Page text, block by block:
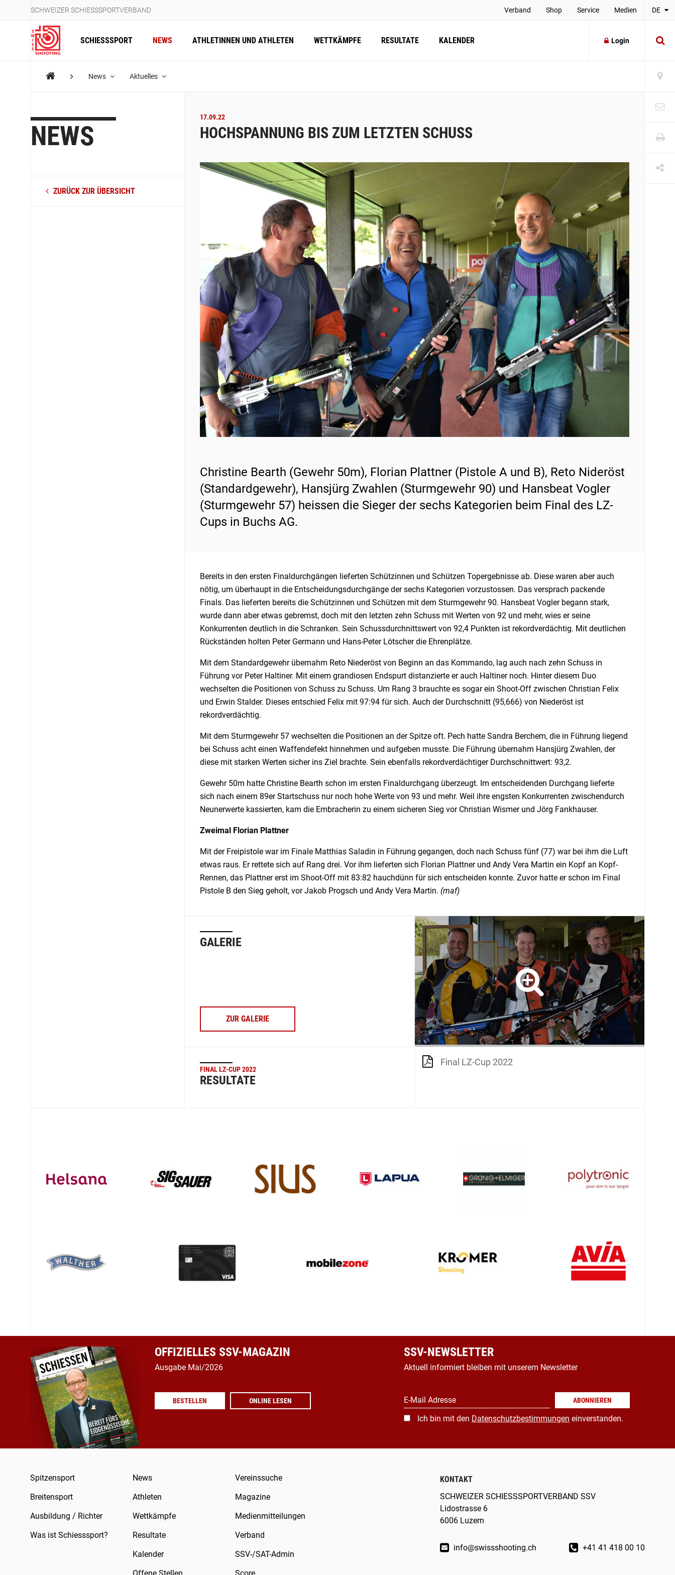
SCHWEIZER SCHIESSSPORTVERBAND Verband Shop Service Medien DE
SCHIESSSPORT NEWS ATHLETINNEN UND ATHLETEN WETTKÄMPFE RESULTATE KALENDER Login
News Aktuelles
NEWS
ZURÜCK ZUR ÜBERSICHT
17.09.22
HOCHSPANNUNG BIS ZUM LETZTEN SCHUSS
Christine Bearth (Gewehr 50m), Florian Plattner (Pistole A und B), Reto Nideröst
(Standardgewehr), Hansjürg Zwahlen (Sturmgewehr 90) und Hansbeat Vogler
(Sturmgewehr 57) heissen die Sieger der sechs Kategorien beim Final des LZ-
Cups in Buchs AG.
Bereits in den ersten Finaldurchgängen lieferten Schützinnen und Schützen Topergebnisse ab. Diese waren aber auch
nötig, um überhaupt in die Entscheidungsdurchgänge der sechs Kategorien vorzustossen. Das versprach packende
Finals. Das lieferten bereits die Schützinnen und Schützen mit dem Sturmgewehr 90. Hansbeat Vogler begann stark,
wurde dann aber etwas gebremst, doch mit den letzten zehn Schuss mit Werten von 92 und mehr, wies er seine
Konkurrenten deutlich in die Schranken. Sein Schussdurchnittswert von 92,4 Punkten ist rekordverdächtig. Mit deutlichen
Rückständen holten Peter Germann und Hans-Peter Lötscher die Ehrenplätze.
Mit dem Standardgewehr übernahm Reto Niederöst von Beginn an das Kommando, lag auch nach zehn Schuss in
Führung vor Peter Haltiner. Mit einem grandiosen Endspurt distanzierte er auch Haltiner noch. Hinter diesem Duo
wechselten die Positionen von Schuss zu Schuss. Um Rang 3 brauchte es sogar ein Shoot-Off zwischen Christian Felix
und Erwin Stalder. Dieses entschied Felix mit 97:94 für sich. Auch der Durchschnitt (95,666) von Niederöst ist
rekordverdächtig.
Mit dem Sturmgewehr 57 wechselten die Positionen an der Spitze oft. Pech hatte Sandra Berchem, die in Führung liegend
bei Schuss acht einen Waffendefekt hinnehmen und aufgeben musste. Die Führung übernahm Hansjürg Zwahlen, der
diese mit starken Werten sicher ins Ziel brachte. Sein ebenfalls rekordverdächtiger Durchschnittwert: 93,2.
Gewehr 50m hatte Christine Bearth schon im ersten Finaldurchgang überzeugt. Im entscheidenden Durchgang lieferte
sich nach einem 89er Startschuss nur noch hohe Werte von 93 und mehr. Weil ihre engsten Konkurrenten zwischendurch
Neunerwerte kassierten, kam die Embracherin zu einem sicheren Sieg vor Christian Wismer und Jörg Fankhauser.
Zweimal Florian Plattner
Mit der Freipistole war im Finale Matthias Saladin in Führung gegangen, doch nach Schuss fünf (77) war bei ihm die Luft
etwas raus. Er rettete sich auf Rang drei. Vor ihm lieferten sich Florian Plattner und Andy Vera Martin ein Kopf an Kopf-
Rennen, das Plattner erst im Shoot-Off mit 83:82 hauchdünn für sich entscheiden konnte. Zuvor hatte er schon im Final
Pistole B den Sieg geholt, vor Jakob Progsch und Andy Vera Martin. (maf)
GALERIE
ZUR GALERIE
FINAL LZ-CUP 2022
RESULTATE
Final LZ-Cup 2022
OFFIZIELLES SSV-MAGAZIN
Ausgabe Mai/2026
BESTELLEN ONLINE LESEN
SSV-NEWSLETTER
Aktuell informiert bleiben mit unserem Newsletter
E-Mail Adresse ABONNIEREN
Ich bin mit den Datenschutzbestimmungen einverstanden.
Spitzensport
Breitensport
Ausbildung / Richter
Was ist Schiesssport?
News
Athleten
Wettkämpfe
Resultate
Kalender
Offene Stellen
Vereinssuche
Magazine
Medienmitteilungen
Verband
SSV-/SAT-Admin
Score
KONTAKT
SCHWEIZER SCHIESSSPORTVERBAND SSV
Lidostrasse 6
6006 Luzern
info@swissshooting.ch +41 41 418 00 10